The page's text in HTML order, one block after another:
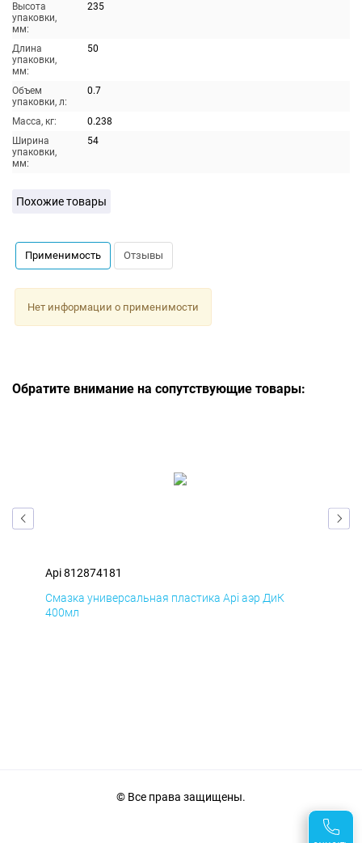
Высота
упаковки,
мм:
235
Длина
упаковки,
мм:
50
Объем
упаковки, л:
0.7
Масса, кг:
0.238
Ширина
упаковки,
мм:
54
Похожие товары
Применимость Отзывы
Нет информации о применимости
Обратите внимание на сопутствующие товары:
Api 812874181
Смазка универсальная пластика Api аэр ДиК
400мл
© Все права защищены.